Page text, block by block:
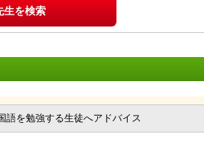
生を検索
語を勉強する生徒へアドバイス